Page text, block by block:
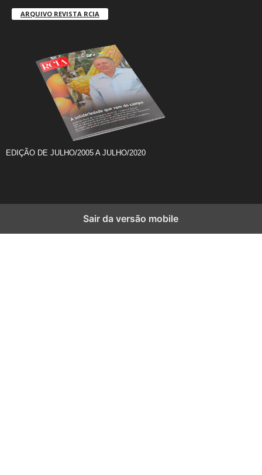
ARQUIVO REVISTA RCIA
EDIÇÃO DE JULHO/2005 A JULHO/2020
Sair da versão mobile